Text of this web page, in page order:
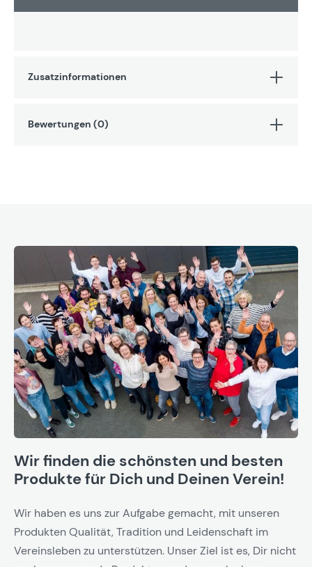
Zusatzinformationen
Bewertungen (0)
Wir finden die schönsten und besten
Produkte für Dich und Deinen Verein!
Wir haben es uns zur Aufgabe gemacht, mit unseren
Produkten Qualität, Tradition und Leidenschaft im
Vereinsleben zu unterstützen. Unser Ziel ist es, Dir nicht